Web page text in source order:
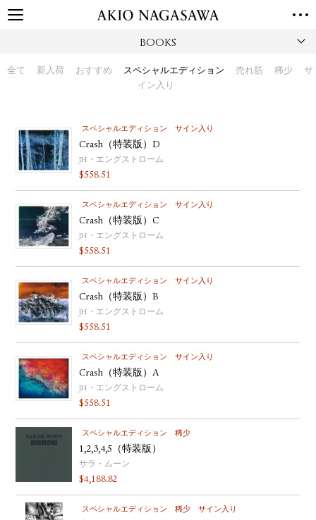
BOOKS
全て 新入荷 おすすめ スペシャルエディション 売れ筋 稀少
サ
イン入り
スペシャルエディション サイン入り
Crash（特装版）D
JH・エングストローム
$558.51
スペシャルエディション サイン入り
Crash（特装版）C
JH・エングストローム
$558.51
スペシャルエディション サイン入り
Crash（特装版）B
JH・エングストローム
$558.51
スペシャルエディション サイン入り
Crash（特装版）A
JH・エングストローム
$558.51
スペシャルエディション 稀少
1,2,3,4,5（特装版）
サラ・ムーン
$4,188.82
スペシャルエディション 稀少 サイン入り
GALLERY
TORANOMON
PUBLISHING
ONLINE SHOP
NEWS
ABOUT
ABOUT US LOCATIONS
PRIVACY POLICY
GALLERY
PUBLISHING
TWITTER
FACEBOOK
YOUTUBE